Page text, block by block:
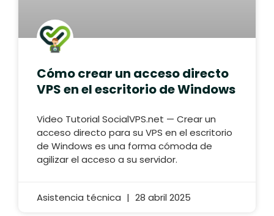
Cómo crear un acceso directo
VPS en el escritorio de Windows
Video Tutorial SocialVPS.net — Crear un
acceso directo para su VPS en el escritorio
de Windows es una forma cómoda de
agilizar el acceso a su servidor.
Asistencia técnica 28 abril 2025